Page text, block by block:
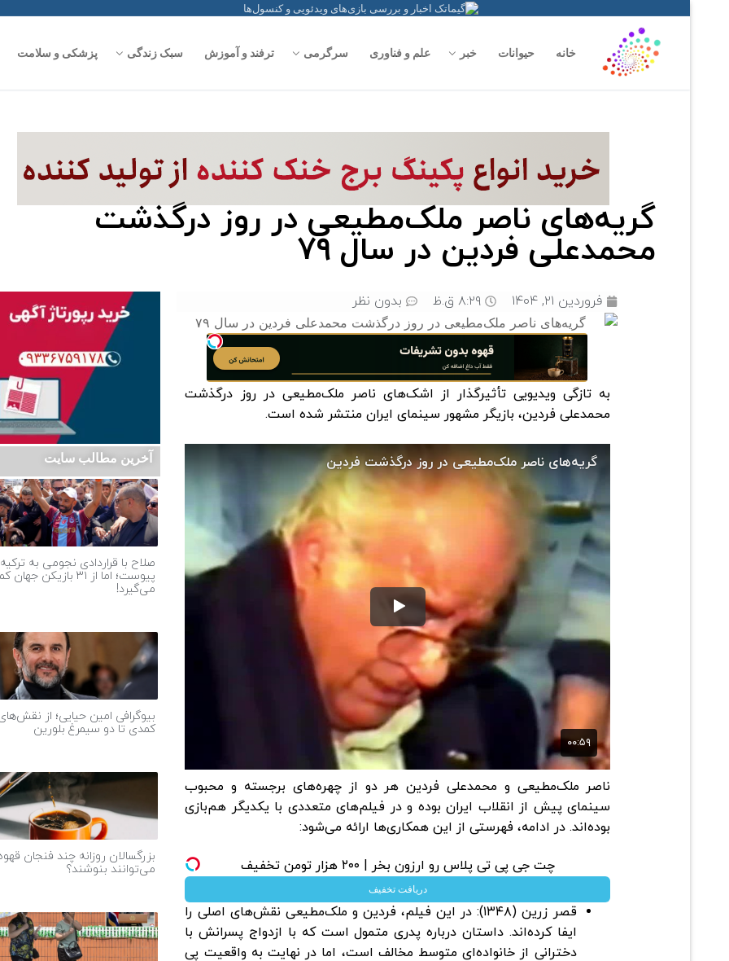
خانه حیوانات خبر علم و فناوری سرگرمی ترفند و آموزش سبک زندگی پزشکی و سلامت
گریه‌های ناصر ملک‌مطیعی در روز درگذشت
محمدعلی فردین در سال ۷۹
آخرین مطالب سایت
صلاح با قراردادی نجومی به ترکیه
پیوست؛ اما از ۳۱ بازیکن جهان
می‌گیرد!
بیوگرافی امین حیایی؛ از
کمدی تا دو سیمرغ بلورین
بزرگسالان روزانه چند فنجان
می‌توانند بنوشند؟
فروردین ۲۱, ۱۴۰۴ ۸:۲۹ ق.ظ بدون نظر
به تازگی ویدیویی تأثیرگذار از اشک‌های ناصر ملک‌مطیعی در روز درگذشت
محمدعلی فردین، بازیگر مشهور سینمای ایران منتشر شده است.
ناصر ملک‌مطیعی و محمدعلی فردین هر دو از چهره‌های برجسته و محبوب
سینمای پیش از انقلاب ایران بوده و در فیلم‌های متعددی با یکدیگر هم‌بازی
بوده‌اند. در ادامه، فهرستی از این همکاری‌ها ارائه می‌شود:​
چت جی پی تی پلاس رو ارزون بخر | ۲۰۰ هزار تومن تخفیف
دریافت تخفیف
قصر زرین (۱۳۴۸): در این فیلم، فردین و ملک‌مطیعی نقش‌های اصلی را
ایفا کرده‌اند. داستان درباره پدری متمول است که با ازدواج پسرانش با
دخترانی از خانواده‌ای متوسط مخالف است، اما در نهایت به واقعیت پی